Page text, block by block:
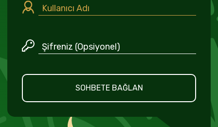
SOHBETE BAĞLAN